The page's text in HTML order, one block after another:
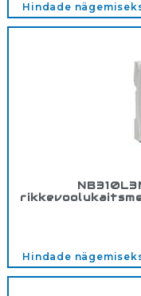
Hindade
Hindade